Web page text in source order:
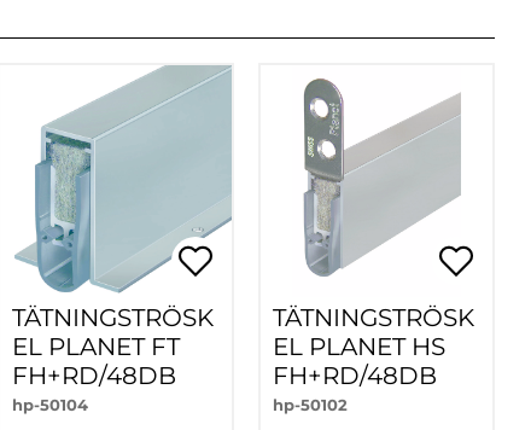
TÄTNINGSTRÖSK
EL PLANET FT
FH+RD/48DB
hp-50104
TÄTNINGSTRÖSK
EL PLANET HS
FH+RD/48DB
hp-50102